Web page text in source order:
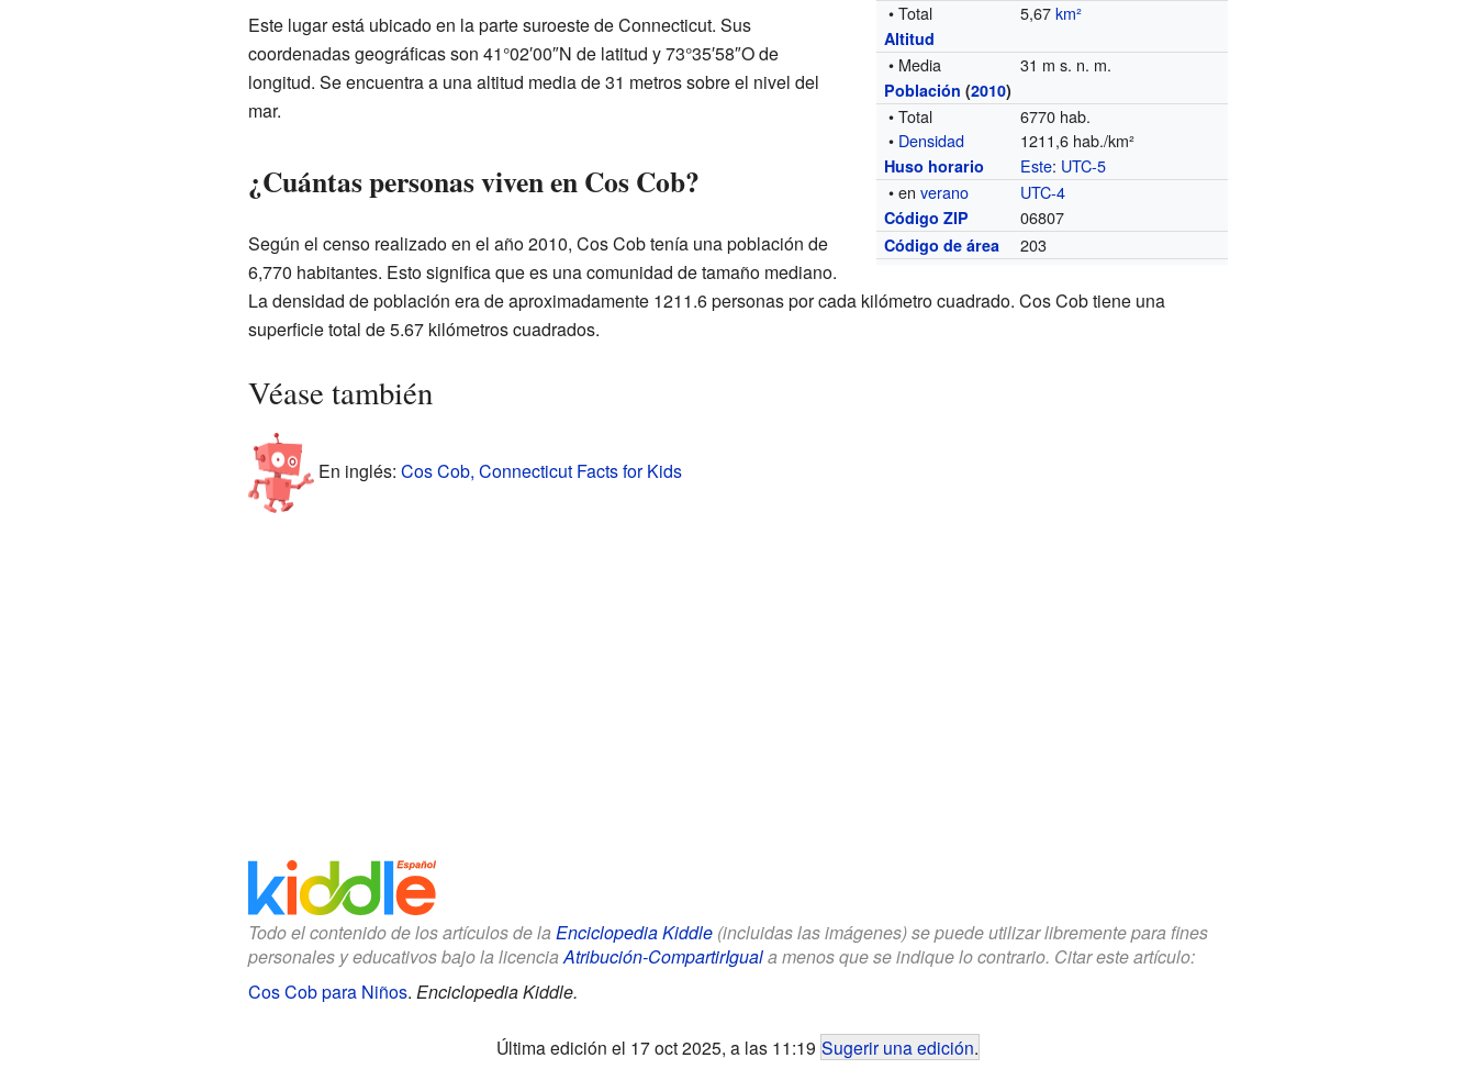
• Total 5,67km²
Altitud
• Media 31 m s. n. m.
Población (2010)
• Total
6770 hab.
• Densidad 1211,6 hab./km²
Huso horario Este: UTC-5
• enverano UTC-4
Código ZIP 06807
Código de área 203
Este lugar está ubicado en la parte suroeste de Connecticut. Sus
coordenadas geográficas son 41°02′00″N de latitud y 73°35′58″O de
longitud. Se encuentra a una altitud media de 31 metros sobre el nivel del
mar.
¿Cuántas personas viven en Cos Cob?
Según el censo realizado en el año 2010, Cos Cob tenía una población de
6,770 habitantes. Esto significa que es una comunidad de tamaño mediano.
La densidad de población era de aproximadamente 1211.6 personas por cada kilómetro cuadrado. Cos Cob tiene una
superficie total de 5.67 kilómetros cuadrados.
Véase también
En inglés: Cos Cob, Connecticut Facts for Kids
Todo el contenido de los artículos de la Enciclopedia Kiddle(incluidas las imágenes) se puede utilizar libremente para fines
personales y educativos bajo la licenciaAtribución-CompartirIguala menos que se indique lo contrario. Citar este artículo:
Cos Cob para Niños. Enciclopedia Kiddle.
Última edición el 17 oct 2025, a las 11:19 Sugerir una edición.